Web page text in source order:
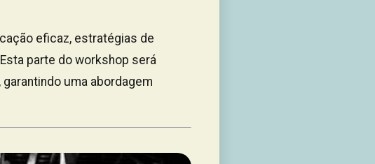
eficaz, estratégias de
parte do workshop será
uma abordagem